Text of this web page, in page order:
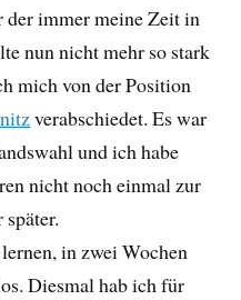
der immer meine Zeit in
nun nicht mehr so stark
mich von der Position
verabschiedet. Es war
und ich habe
nicht noch einmal zur
in zwei Wochen
Diesmal hab ich für